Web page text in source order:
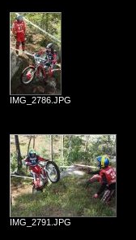
IMG_2786.JPG
IMG_2791.JPG